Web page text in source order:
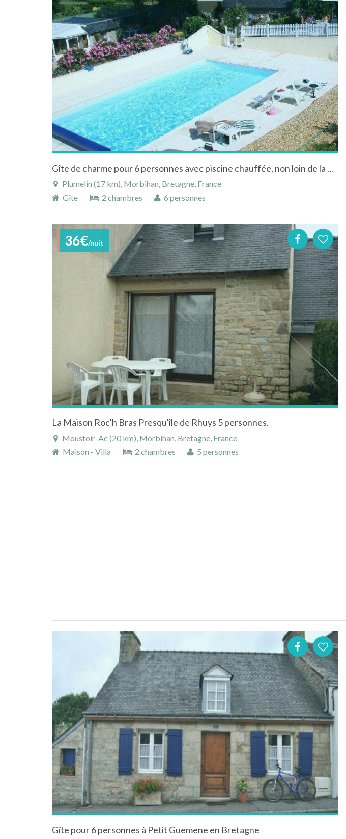
Gîte de charme pour 6 personnes avec piscine chauffée, non loin de la mer en Bretagne
Plumelin (17 km), Morbihan, Bretagne, France
Gîte
2 chambres 6 personnes
36€/nuit
La Maison Roc'h Bras Presqu'île de Rhuys 5 personnes.
Moustoir-Ac (20 km), Morbihan, Bretagne, France
Maison - Villa
2 chambres 5 personnes
Gîte pour 6 personnes à Petit Guemene en Bretagne